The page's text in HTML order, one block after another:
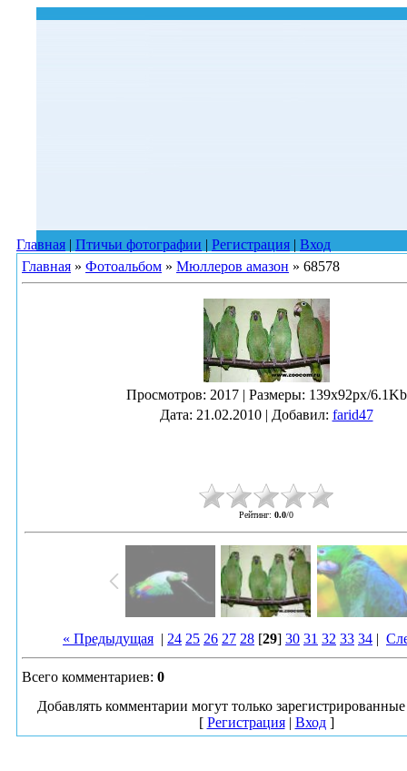
Главная | Птичьи фотографии | Регистрация | Вход
Главная » Фотоальбом » Мюллеров амазон » 68578
Просмотров: 2017 | Размеры: 139x92px/6.1Kb
Дата: 21.02.2010 | Добавил: farid47
Рейтинг: 0.0/0
« Предыдущая | 24 25 26 27 28 [29] 30 31 32 33 34 |
Всего комментариев: 0
Добавлять комментарии могут только
[ Регистрация| Вход]